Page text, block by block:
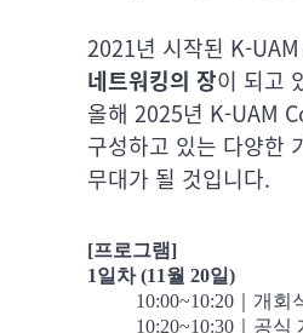
2021년 시작된 K-
네트워킹의 장이 되고
올해 2025년 K-UAM
구성하고 있는 다양한
무대가 될 것입니다.
[프로그램]
1일차 (11월 20일)
10:00~10:20｜개회
10:20~10:30 ｜공식